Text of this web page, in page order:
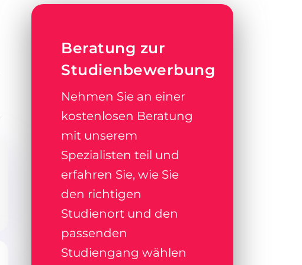
Beratung zur
Studienbewerbung
Nehmen Sie an einer
kostenlosen Beratung
mit unserem
Spezialisten teil und
erfahren Sie, wie Sie
den richtigen
Studienort und den
passenden
Studiengang wählen